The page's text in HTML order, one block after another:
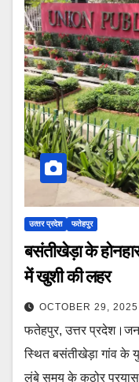
उत्‍तर प्रदेश फतेहपुर
बसंतीखेड़ा के
में खुशी की लहर
OCTOBER 29, 2025
फतेहपुर, उत्तर
स्थित बसंतीखेड़ा गांव के
लंबे समय के कठोर